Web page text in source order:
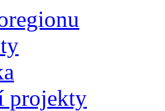
projekty